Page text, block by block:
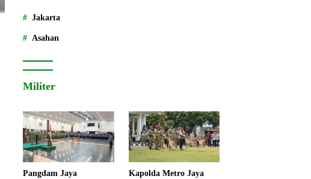
Jakarta
Asahan
Militer
Pangdam Jaya
Kapolda Metro Jaya